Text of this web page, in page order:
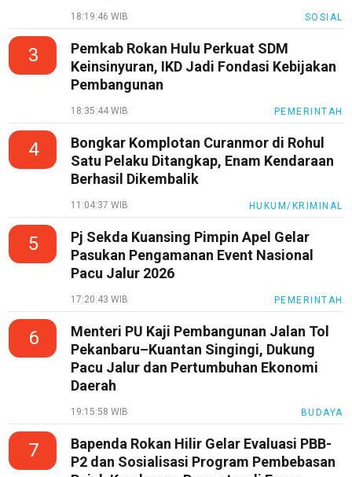
18:19:46 WIB SOSIAL
3
Pemkab Rokan Hulu Perkuat SDM
Keinsinyuran, IKD Jadi Fondasi Kebijakan
Pembangunan
18:35:44 WIB PEMERINTAH
4
Bongkar Komplotan Curanmor di Rohul
Satu Pelaku Ditangkap, Enam Kendaraan
Berhasil Dikembalik
11:04:37 WIB HUKUM/KRIMINAL
5
Pj Sekda Kuansing Pimpin Apel Gelar
Pasukan Pengamanan Event Nasional
Pacu Jalur 2026
17:20:43 WIB PEMERINTAH
6
Menteri PU Kaji Pembangunan Jalan Tol
Pekanbaru–Kuantan Singingi, Dukung
Pacu Jalur dan Pertumbuhan Ekonomi
Daerah
19:15:58 WIB BUDAYA
7
Bapenda Rokan Hilir Gelar Evaluasi PBB-
P2 dan Sosialisasi Program Pembebasan